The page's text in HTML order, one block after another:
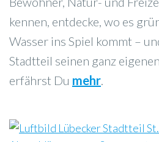
kennen, entdecke, wo es
Wasser ins Spiel kommt –
Stadtteil seinen ganz
erfährst Du mehr.